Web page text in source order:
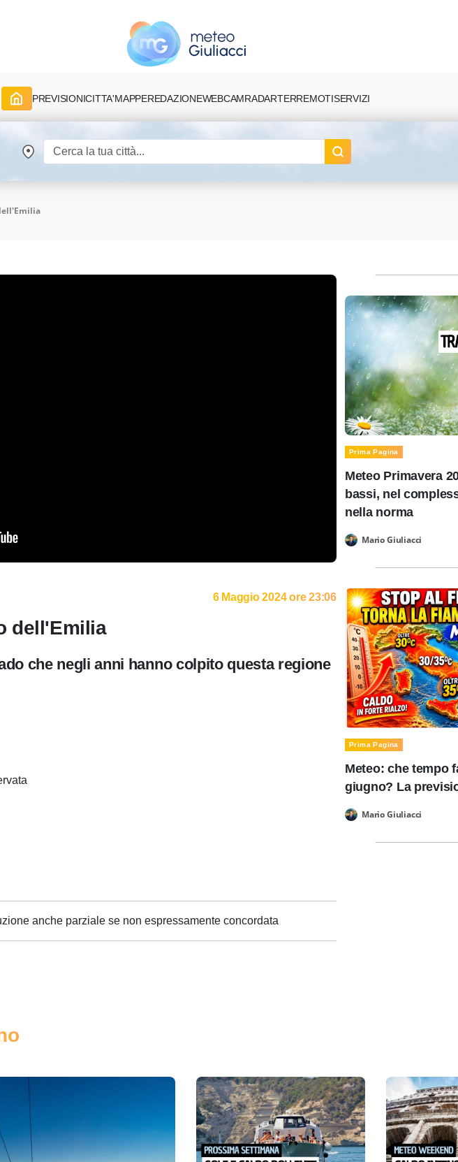
PREVISIONICITTA'MAPPEREDAZIONEWEBCAMRADARTERREMOTISERVIZI
6 Maggio 2024 ore 23:06
dell'Emilia
che negli anni hanno colpito questa regione
anche parziale se non espressamente concordata
Prima Pagina
Meteo Primavera
bassi, nel
nella norma
Mario Giuliacci
Prima Pagina
Meteo: che tempo
giugno? La
Mario Giuliacci